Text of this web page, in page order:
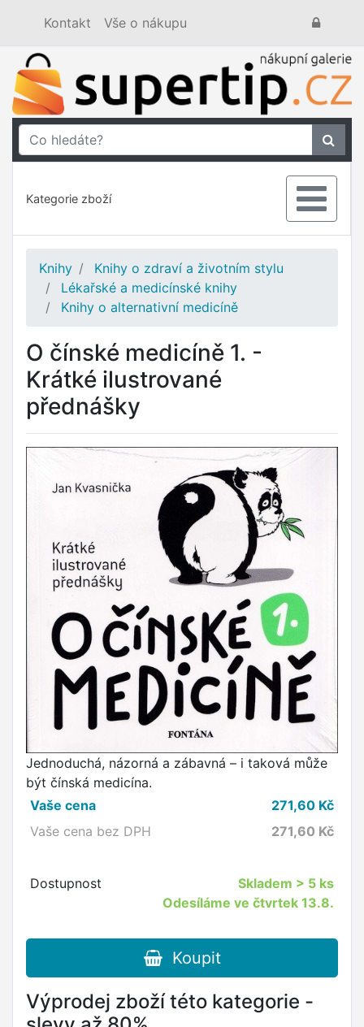
Kontakt Vše o nákupu
Kategorie zboží
Knihy
Knihy o zdraví a životním stylu
Lékařské a medicínské knihy
Knihy o alternativní medicíně
O čínské medicíně 1. -
Krátké ilustrované
přednášky
Jednoduchá, názorná a zábavná – i taková může
být čínská medicína.
Vaše cena
271,60 Kč
Vaše cena bez DPH
271,60 Kč
Dostupnost Skladem > 5 ks
Odesíláme ve čtvrtek 13.8.
Koupit
Výprodej zboží této kategorie -